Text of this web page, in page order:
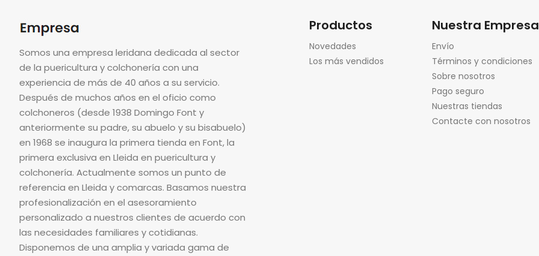
Somos una empresa leridana dedicada al sector
de la puericultura y colchonería con una
experiencia de más de 40 años a su servicio.
Después de muchos años en el oficio como
colchoneros (desde 1938 Domingo Font y
anteriormente su padre, su abuelo y su bisabuelo)
en 1968 se inaugura la primera tienda en Font, la
primera exclusiva en Lleida en puericultura y
colchonería. Actualmente somos un punto de
referencia en Lleida y comarcas. Basamos nuestra
profesionalización en el asesoramiento
personalizado a nuestros clientes de acuerdo con
las necesidades familiares y cotidianas.
Disponemos de una amplia y variada gama de
Productos
Novedades
Los más vendidos
Nuestra Empresa
Envío
Términos y condiciones
Sobre nosotros
Pago seguro
Nuestras tiendas
Contacte con nosotros